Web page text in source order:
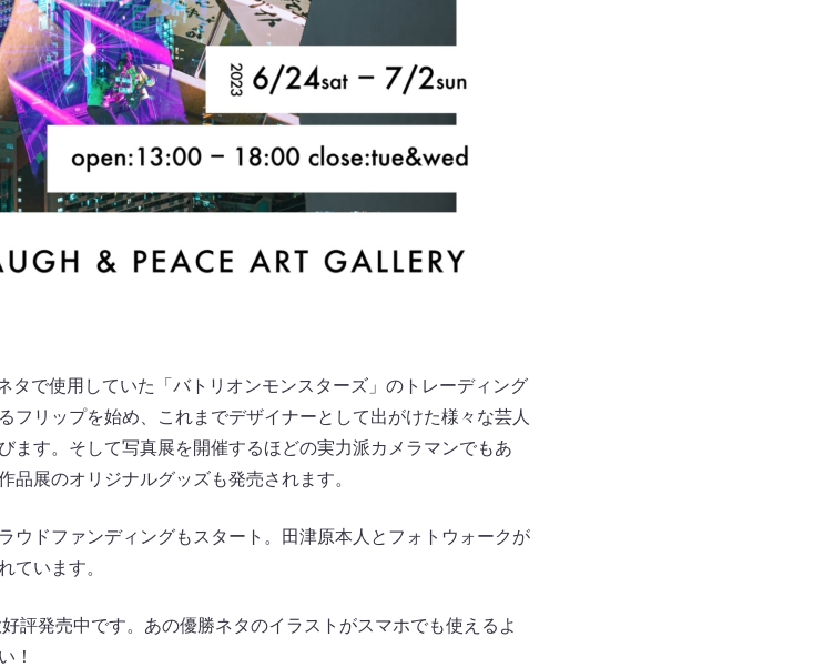
で使用していた「バトリオンモンスターズ」のトレーディング
フリップを始め、これまでデザイナーとして出がけた様々な芸人
ます。そして写真展を開催するほどの実力派カメラマンでもあ
展のオリジナルグッズも発売されます。
ウドファンディングもスタート。田津原本人とフォトウォークが
ています。
評発売中です。あの優勝ネタのイラストがスマホでも使えるよ
！